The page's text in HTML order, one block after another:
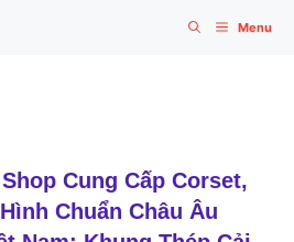
Menu
Cung Cấp Corset,
Chuẩn Châu Âu